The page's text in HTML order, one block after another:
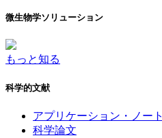
微生物学ソリューション
もっと知る
科学的文献
アプリケーション・ノート
科学論文